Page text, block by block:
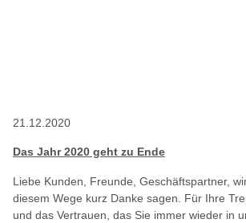
21.12.2020
Das Jahr 2020 geht zu Ende
Liebe Kunden, Freunde, Geschäftspartner,
diesem Wege kurz Danke sagen. Für Ihre
und das Vertrauen, das Sie immer wieder in